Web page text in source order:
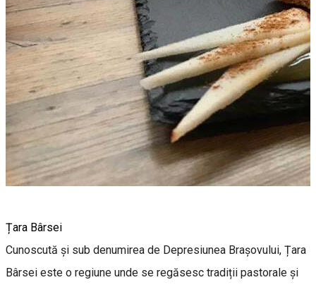
Țara Bârsei
Cunoscută și sub denumirea de Depresiunea Brașovului, Țara
Bârsei este o regiune unde se regăsesc tradiții pastorale și